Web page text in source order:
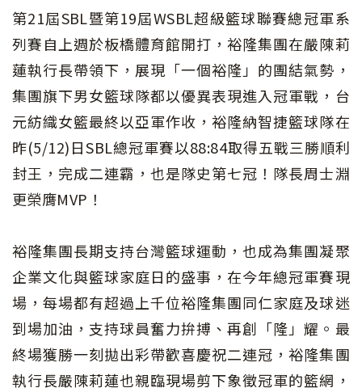
第21屆SBL暨第19屆WSBL超級籃球聯賽總冠軍系
列賽自上週於板橋體育館開打，裕隆集團在嚴陳莉
蓮執行長帶領下，展現「一個裕隆」的團結氣勢，
集團旗下男女籃球隊都以優異表現進入冠軍戰，台
元紡織女籃最終以亞軍作收，裕隆納智捷籃球隊在
昨(5/12)日SBL總冠軍賽以88:84取得五戰三勝順利
封王，完成二連霸，也是隊史第七冠！隊長周士淵
更榮膺MVP！
裕隆集團長期支持台灣籃球運動，也成為集團凝聚
企業文化與籃球家庭日的盛事，在今年總冠軍賽現
場，每場都有超過上千位裕隆集團同仁家庭及球迷
到場加油，支持球員奮力拚搏、再創「隆」耀。最
終場獲勝一刻拋出彩帶歡喜慶祝二連冠，裕隆集團
執行長嚴陳莉蓮也親臨現場剪下象徵冠軍的籃網，